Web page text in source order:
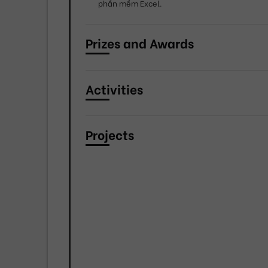
phần mềm Excel.
Prizes and Awards
Activities
Projects